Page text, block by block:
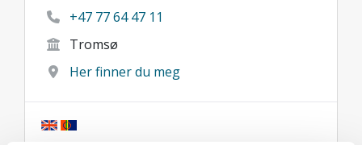
+47 77 64 47 11
Tromsø
Her finner du meg